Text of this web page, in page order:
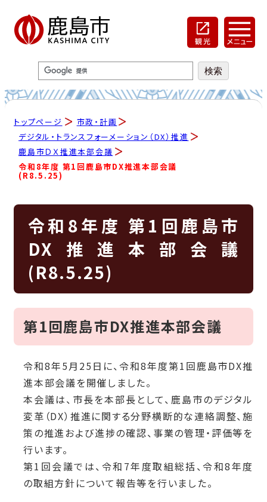
トップページ
市政・計画
デジタル・トランスフォーメーション（DX）推進
鹿島市ＤＸ推進本部会議
令和8年度 第1回鹿島市DX推進本部会議
(R8.5.25)
令和8年度 第1回鹿島市
DX推進本部会議
(R8.5.25)
第1回鹿島市DX推進本部会議
令和8年5月25日に、令和8年度第1回鹿島市DX推
進本部会議を開催しました。
本会議は、市長を本部長として、鹿島市のデジタル
変革（DX）推進に関する分野横断的な連絡調整、施
策の推進および進捗の確認、事業の管理・評価等を
行います。
第1回会議では、令和7年度取組総括、令和8年度
の取組方針について報告等を行いました。